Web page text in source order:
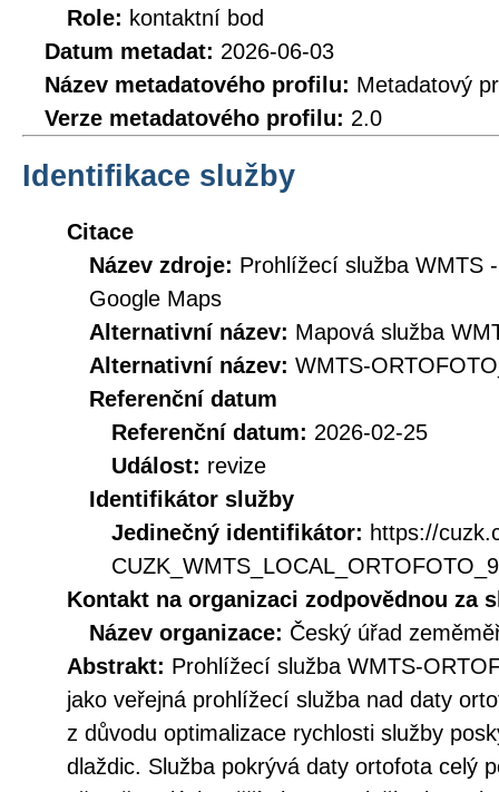
Role: kontaktní bod
Datum metadat: 2026-06-03
Název metadatového profilu: Metadatový
Verze metadatového profilu: 2.0
Identifikace služby
Citace
Název zdroje: Prohlížecí služba WMTS
Google Maps
Alternativní název: Mapová služba
Alternativní název: WMTS-
Referenční datum
Referenční datum: 2026-02-25
Událost: revize
Identifikátor služby
Jedinečný identifikátor: https://
Kontakt na organizaci zodpovědnou za
Název organizace: Český úřad
Abstrakt: Prohlížecí služba WMTS-
jako veřejná prohlížecí služba nad daty
z důvodu optimalizace rychlosti služby
dlaždic. Služba pokrývá daty ortofota celý